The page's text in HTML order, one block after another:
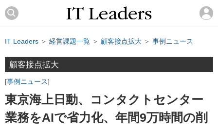
IT Leaders ＞ 経営課題一覧 ＞ 顧客接点拡大 ＞ 事例ニュース
顧客接点拡大
事例ニュース
東京海上日動、コンタクトセンター
業務をAIで省力化、年間9万時間の削